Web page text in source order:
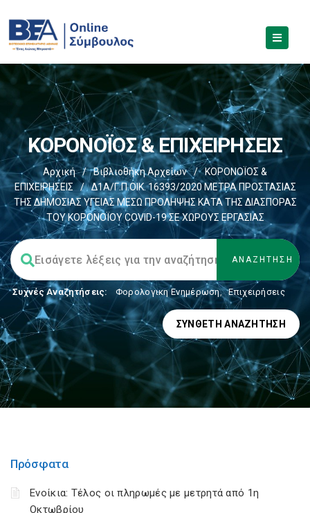
ΚΟΡΟΝΟΪΟΣ & ΕΠΙΧΕΙΡΗΣΕΙΣ
Αρχική / Βιβλιοθήκη Αρχείων /
ΚΟΡΟΝΟΪΟΣ &
ΕΠΙΧΕΙΡΗΣΕΙΣ
/
Δ1Α/Γ.Π.ΟΙΚ. 16393/2020 ΜΕΤΡΑ ΠΡΟΣΤΑΣΙΑΣ
ΤΗΣ ΔΗΜΟΣΙΑΣ ΥΓΕΙΑΣ ΜΕΣΩ ΠΡΟΛΗΨΗΣ ΚΑΤΑ ΤΗΣ ΔΙΑΣΠΟΡΑΣ
ΤΟΥ ΚΟΡΟΝΟΪΟΥ COVID-19 ΣΕ ΧΩΡΟΥΣ ΕΡΓΑΣΙΑΣ
Συχνές Αναζητήσεις: Φορολογικη Ενημέρωση, Επιχειρήσεις
ΣΎΝΘΕΤΗ ΑΝΑΖΉΤΗΣΗ
Πρόσφατα
Ενοίκια: Τέλος οι πληρωμές με μετρητά από 1η
Οκτωβρίου